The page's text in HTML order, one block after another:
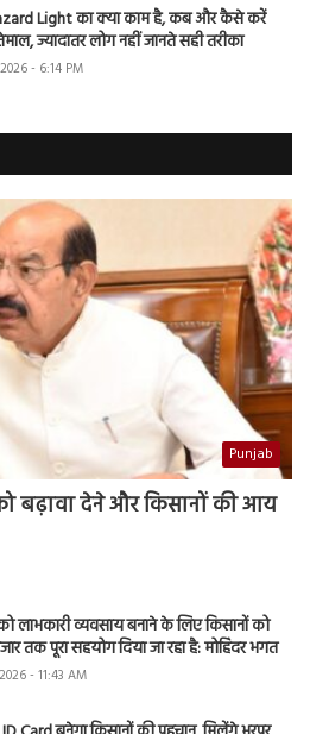
Light का क्या काम है, कब और कैसे करें
ज्यादातर लोग नहीं जानते सही तरीका
- 6:14 PM
Punjab
बढ़ावा देने और किसानों की आय
लाभकारी व्यवसाय बनाने के लिए किसानों को
तक पूरा सहयोग दिया जा रहा है: मोहिंदर भगत
- 11:43 AM